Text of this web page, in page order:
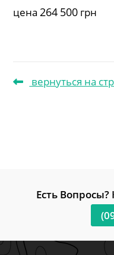
цена264 500грн
вернуться на
Есть